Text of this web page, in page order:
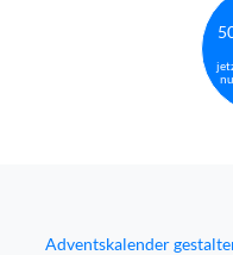
Adventskalender